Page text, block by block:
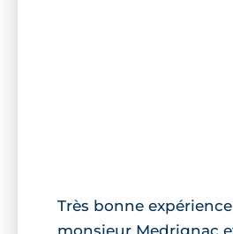
Très bonne
monsieur Medrignac